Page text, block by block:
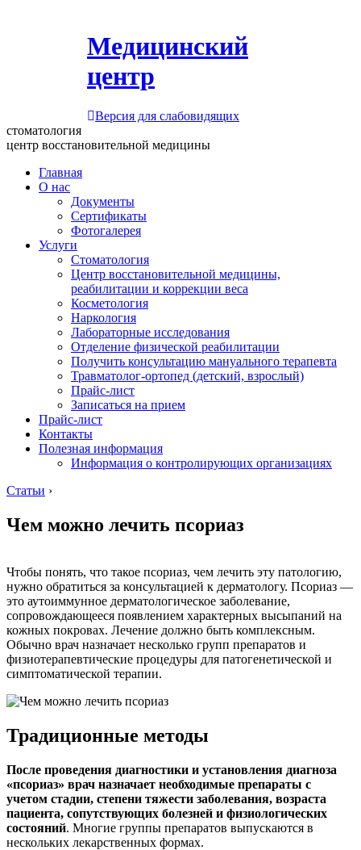
Медицинский
центр
Версия для слабовидящих
стоматология
центр восстановительной медицины
Главная
О нас
Документы
Сертификаты
Фотогалерея
Услуги
Стоматология
Центр восстановительной медицины,
реабилитации и коррекции веса
Косметология
Наркология
Лабораторные исследования
Отделение физической реабилитации
Получить консультацию мануального терапевта
Травматолог-ортопед (детский, взрослый)
Прайс-лист
Записаться на прием
Прайс-лист
Контакты
Полезная информация
Информация о контролирующих организациях
Статьи ›
Чем можно лечить псориаз
Чтобы понять, что такое псориаз, чем лечить эту патологию,
нужно обратиться за консультацией к дерматологу. Псориаз —
это аутоиммунное дерматологическое заболевание,
сопровождающееся появлением характерных высыпаний на
кожных покровах. Лечение должно быть комплексным.
Обычно врач назначает несколько групп препаратов и
физиотерапевтические процедуры для патогенетической и
симптоматической терапии.
Традиционные методы
После проведения диагностики и установления диагноза
«псориаз» врач назначает необходимые препараты с
учетом стадии, степени тяжести заболевания, возраста
пациента, сопутствующих болезней и физиологических
состояний. Многие группы препаратов выпускаются в
нескольких лекарственных формах.